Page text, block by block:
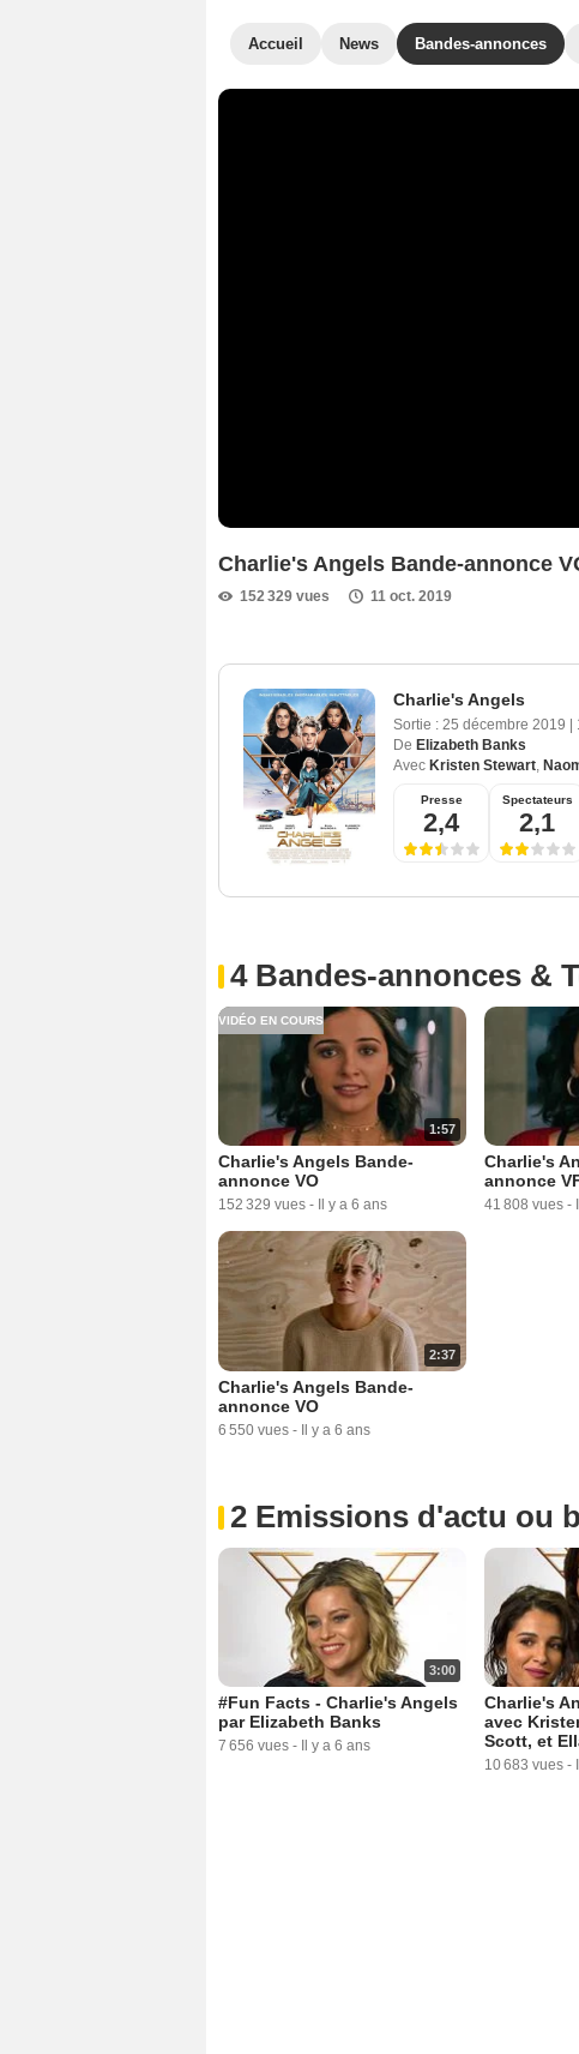
Accueil News Bandes-annonces
Charlie's Angels Bande-annonce
152 329 vues 11 oct. 2019
Charlie's Angels
Sortie : 25 décembre 2019
De Elizabeth Banks
Avec Kristen Stewart,
Presse
2,4
Spectateurs
2,1
4 Bandes-annonces &
1:57
VIDÉO EN COURS
Charlie's Angels Bande-
annonce VO
152 329 vues - Il y a 6 ans
Charlie's
annonce
41 808 vues -
2:37
Charlie's Angels Bande-
annonce VO
6 550 vues - Il y a 6 ans
2 Emissions d'actu ou
3:00
#Fun Facts - Charlie's Angels
par Elizabeth Banks
7 656 vues - Il y a 6 ans
Charlie's
avec
Scott, et
10 683 vues -